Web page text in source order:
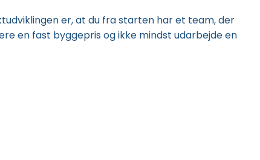
er, at du fra starten har et team, der
en fast byggepris og ikke mindst udarbejde en